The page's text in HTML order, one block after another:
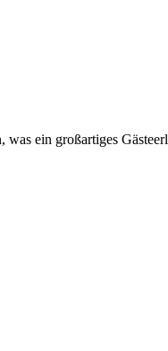
ein großartiges